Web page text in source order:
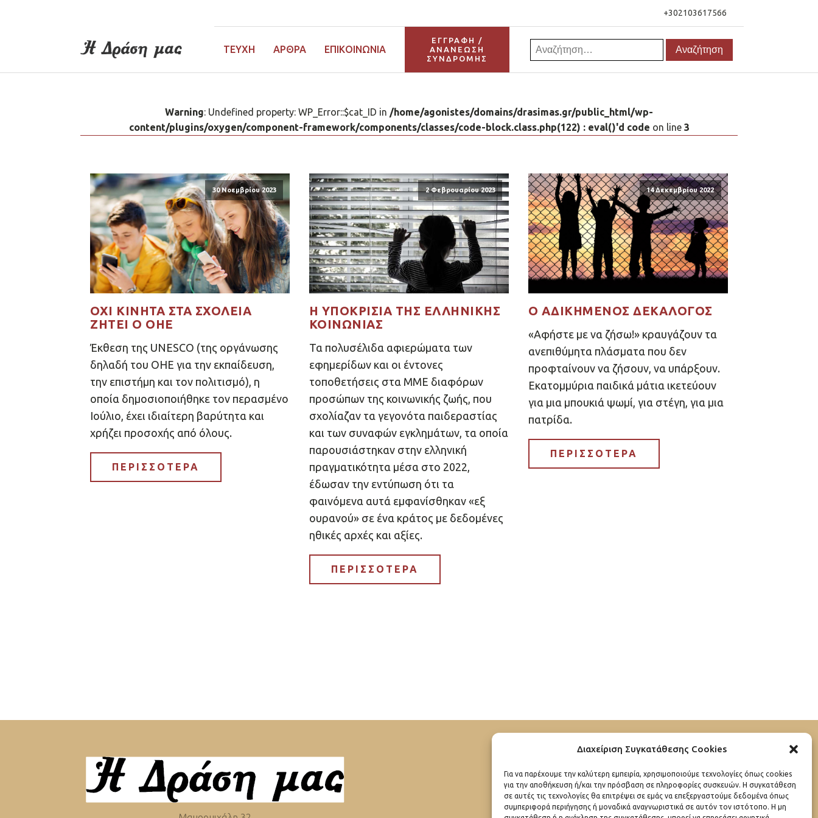
Διαχείριση Συγκατάθεσης Cookies
Για να παρέχουμε την καλύτερη εμπειρία, χρησιμοποιούμε τεχνολογίες όπως cookies
για την αποθήκευση ή/και την πρόσβαση σε πληροφορίες συσκευών. Η συγκατάθεση
σε αυτές τις τεχνολογίες θα επιτρέψει σε εμάς να επεξεργαστούμε δεδομένα όπως
συμπεριφορά περιήγησης ή μοναδικά αναγνωριστικά σε αυτόν τον ιστότοπο. Η μη
+302103617566
ΤΕΎΧΗ ΆΡΘΡΑ ΕΠΙΚΟΙΝΩΝΊΑ
ΕΓΓΡΑΦΗ /
ΑΝΑΝΕΩΣΗ
ΣΥΝΔΡΟΜΗΣ
Αναζήτηση
για:
Warning: Undefined property: WP_Error::$cat_ID in /home/agonistes/domains/drasimas.gr/public_html/wp-
content/plugins/oxygen/component-framework/components/classes/code-block.class.php(122) : eval()'d code on line 3
30 Νοεμβρίου 2023
ΌΧΙ ΚΙΝΗΤΆ ΣΤΑ ΣΧΟΛΕΊΑ
ΖΗΤΕΊ Ο ΟΗΕ
Έκθεση της UNESCO (της οργάνωσης
δηλαδή του ΟΗΕ για την εκπαίδευση,
την επιστήμη και τον πολιτισμό), η
οποία δημοσιοποιήθηκε τον περασμένο
Ιούλιο, έχει ιδιαίτερη βαρύτητα και
χρήζει προσοχής από όλους.
ΠΕΡΙΣΣΟΤΕΡΑ
2 Φεβρουαρίου 2023
Η ΥΠΟΚΡΙΣΊΑ ΤΗΣ ΕΛΛΗΝΙΚΉΣ
ΚΟΙΝΩΝΊΑΣ
Τα πολυσέλιδα αφιερώματα των
εφημερίδων και οι έντονες
τοποθετήσεις στα ΜΜΕ διαφόρων
προσώπων της κοινωνικής ζωής, που
σχολίαζαν τα γεγονότα παιδεραστίας
και των συναφών εγκλημάτων, τα οποία
παρουσιάστηκαν στην ελληνική
πραγματικότητα μέσα στο 2022,
έδωσαν την εντύπωση ότι τα
φαινόμενα αυτά εμφανίσθηκαν «εξ
ουρανού» σε ένα κράτος με δεδομένες
ηθικές αρχές και αξίες.
ΠΕΡΙΣΣΟΤΕΡΑ
14 Δεκεμβρίου 2022
Ο ΑΔΙΚΗΜΈΝΟΣ ΔΕΚΆΛΟΓΟΣ
«Αφήστε με να ζήσω!» κραυγάζουν τα
ανεπιθύμητα πλάσματα που δεν
προφταίνουν να ζήσουν, να υπάρξουν.
Εκατομμύρια παιδικά μάτια ικετεύουν
για μια μπουκιά ψωμί, για στέγη, για μια
πατρίδα.
ΠΕΡΙΣΣΟΤΕΡΑ
ΠΟΙΟΙ ΕΙΜΑΣΤΕ
ΠΟΛΙΤΙΚΗ ΑΠΟΡΡΗΤΟΥ
ΟΡΟΙ ΧΡΗΣΗΣ